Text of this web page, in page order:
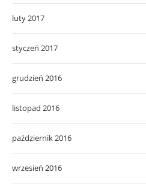
luty 2017
styczeń 2017
grudzień 2016
listopad 2016
październik 2016
wrzesień 2016